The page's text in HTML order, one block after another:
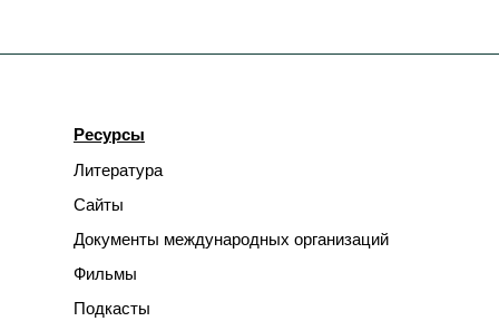
Ресурсы
Литература
Сайты
Документы международных организаций
Фильмы
Подкасты